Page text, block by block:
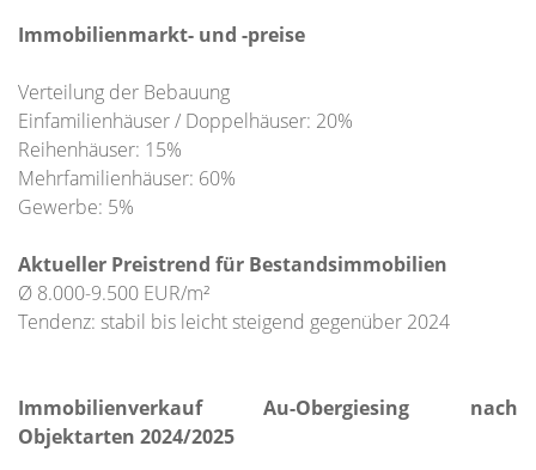
Immobilienmarkt- und -preise
Verteilung der Bebauung
Einfamilienhäuser / Doppelhäuser: 20%
Reihenhäuser: 15%
Mehrfamilienhäuser: 60%
Gewerbe: 5%
Aktueller Preistrend für Bestandsimmobilien
Ø 8.000-9.500 EUR/m²
Tendenz: stabil bis leicht steigend gegenüber 2024
Immobilienverkauf Au-Obergiesing nach
Objektarten 2024/2025